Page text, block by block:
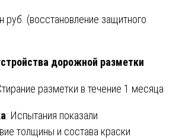
руб. (восстановление защитного
дорожной разметки
разметки в течение 1 месяца
: Испытания показали
толщины и состава краски